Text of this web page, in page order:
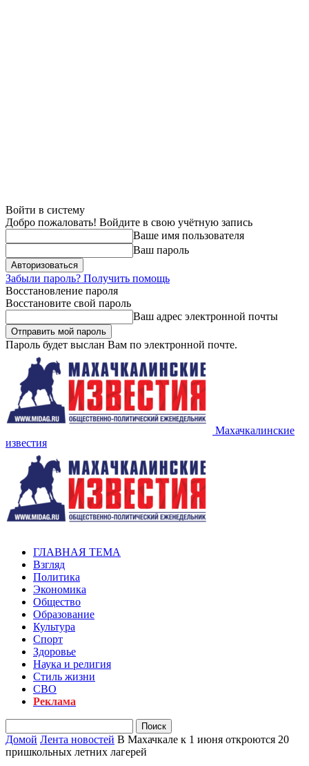
Войти в систему
Добро пожаловать! Войдите в свою учётную запись
Ваше имя пользователя
Ваш пароль
Забыли пароль? Получить помощь
Восстановление пароля
Восстановите свой пароль
Ваш адрес электронной почты
Пароль будет выслан Вам по электронной почте.
Махачкалинские
известия
ГЛАВНАЯ ТЕМА
Взгляд
Политика
Экономика
Общество
Образование
Культура
Спорт
Здоровье
Наука и религия
Стиль жизни
СВО
Реклама
Домой Лента новостей В Махачкале к 1 июня откроются 20
пришкольных летних лагерей